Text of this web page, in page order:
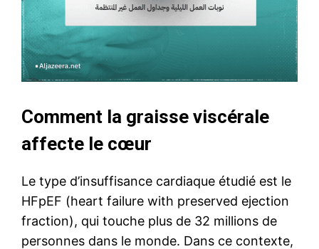
Comment la graisse viscérale
affecte le cœur
Le type d’insuffisance cardiaque étudié est le
HFpEF (heart failure with preserved ejection
fraction), qui touche plus de 32 millions de
personnes dans le monde. Dans ce contexte,